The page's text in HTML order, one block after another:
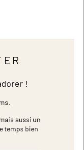
!
aussi un
temps bien